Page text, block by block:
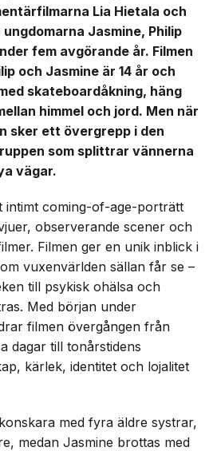
Lia Hietala och
ungdomarna Jasmine, Philip
fem avgörande år. Filmen
och Jasmine är 14 år och
skateboardåkning, häng
himmel och jord. Men när
sker ett övergrepp i den
som splittrar vännerna
vägar.
intimt coming-of-age-porträtt
observerande scener och
Filmen ger en unik inblick i
vuxenvärlden sällan får se –
till psykisk ohälsa och
Med början under
filmen övergången från
dagar till tonårstidens
kärlek, identitet och lojalitet
med fyra äldre systrar,
medan Jasmine brottas med